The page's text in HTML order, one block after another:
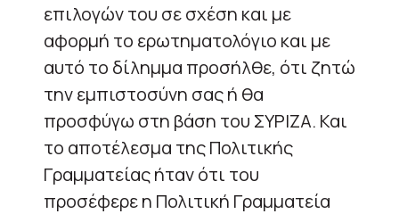
επιλογών του σε σχέση και με
αφορμή το ερωτηματολόγιο και με
αυτό το δίλημμα προσήλθε, ότι ζητώ
την εμπιστοσύνη σας ή θα
προσφύγω στη βάση του ΣΥΡΙΖΑ. Και
το αποτέλεσμα της Πολιτικής
Γραμματείας ήταν ότι του
προσέφερε η Πολιτική Γραμματεία